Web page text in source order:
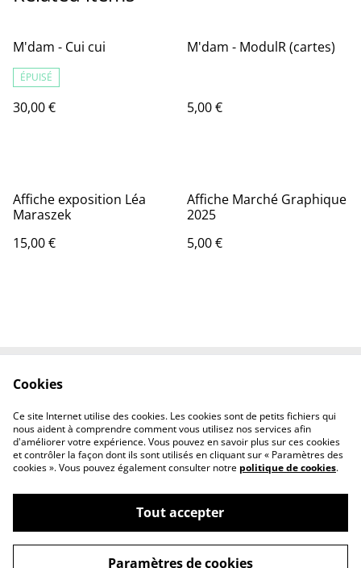
M'dam - Cui cui
ÉPUISÉ
30,00 €
M'dam - ModulR (cartes)
5,00 €
Affiche exposition Léa
Maraszek
15,00 €
Affiche Marché Graphique
2025
5,00 €
Politique de
confidentialité
Politique de cookies
©2026Boutique en ligne du Riso Crew
Cookies
Ce site Internet utilise des cookies. Les cookies sont de petits fichiers qui
nous aident à comprendre comment vous utilisez nos services afin
d'améliorer votre expérience. Vous pouvez en savoir plus sur ces cookies
et contrôler la façon dont ils sont utilisés en cliquant sur « Paramètres des
cookies ». Vous pouvez également consulter notre politique de cookies.
Tout accepter
Paramètres de cookies